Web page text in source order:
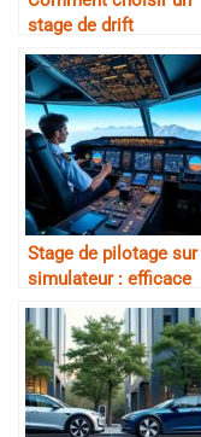
stage de drift
Stage de pilotage sur
simulateur : efficace
ou pas ?